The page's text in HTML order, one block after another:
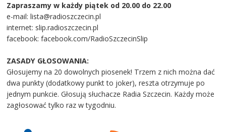
Zapraszamy w każdy piątek od 20.00 do 22.00
e-mail: lista@radioszczecin.pl
internet: slip.radioszczecin.pl
facebook: facebook.com/RadioSzczecinSlip
ZASADY GŁOSOWANIA:
Głosujemy na 20 dowolnych piosenek! Trzem z nich można dać
dwa punkty (dodatkowy punkt to joker), reszta otrzymuje po
jednym punkcie. Głosują słuchacze Radia Szczecin. Każdy może
zagłosować tylko raz w tygodniu.